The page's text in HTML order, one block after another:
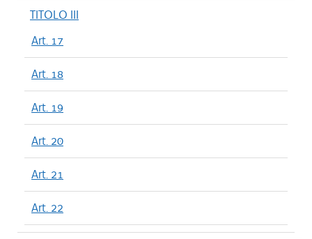
TITOLO III
Art. 17
Art. 18
Art. 19
Art. 20
Art. 21
Art. 22